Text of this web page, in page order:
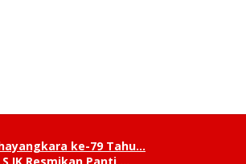
ke-79 Tahu…